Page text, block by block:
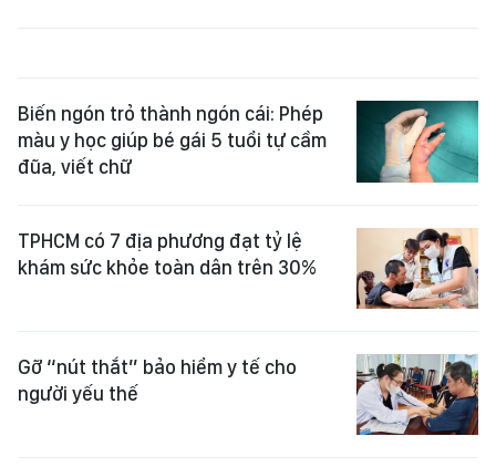
Biến ngón trỏ thành ngón cái: Phép
màu y học giúp bé gái 5 tuổi tự cầm
đũa, viết chữ
TPHCM có 7 địa phương đạt tỷ lệ
khám sức khỏe toàn dân trên 30%
Gỡ “nút thắt” bảo hiểm y tế cho
người yếu thế